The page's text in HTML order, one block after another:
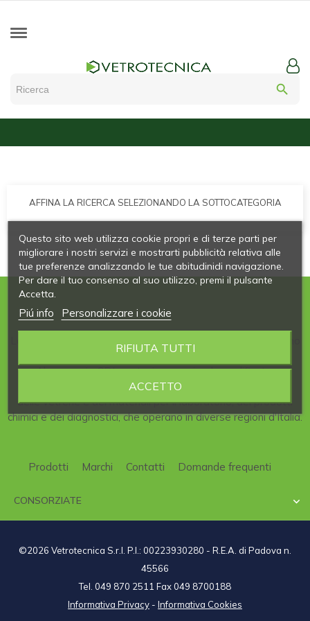
search
AFFINA LA RICERCA SELEZIONANDO LA SOTTOCATEGORIA
Distribuzione di articoli per Laboratori
Al consorzio CDL partecipano aziende qualificate,
specializzate nel campo della strumentazione scientifica,
delle vetrerie e dei materiali per il laboratorio, dei prodotti
chimici e dei diagnostici, che operano in diverse regioni d'Italia.
Prodotti Marchi Contatti Domande frequenti
CONSORZIATE 
Questo sito web utilizza cookie propri e di terze parti per
migliorare i nostri servizi e mostrarti pubblicità relativa alle
tue preferenze analizzando le tue abitudinidi navigazione.
Per dare il tuo consenso al suo utilizzo, premi il pulsante
Accetta.
Piú info Personalizzare i cookie
RIFIUTA TUTTI
ACCETTO
©2026 Vetrotecnica S.r.l. P.I.: 00223930280 - R.E.A. di Padova n.
45566
Tel. 049 870 2511 Fax 049 8700188
Informativa Privacy - Informativa Cookies